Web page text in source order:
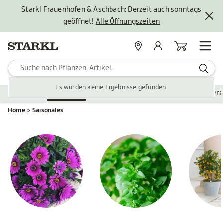
Starkl Frauenhofen & Aschbach: Derzeit auch sonntags
geöffnet! Alle Öffnungszeiten
Es wurden keine Ergebnisse gefunden.
StandorteMein KontoWarenkorb
Zubehör Gartengestaltung
Home Saisonales